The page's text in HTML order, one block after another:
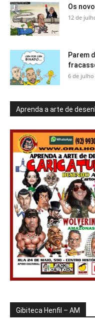
Os
12 de
Parem
6 de julho
Aprenda a arte de
Gibiteca Henfil – AM